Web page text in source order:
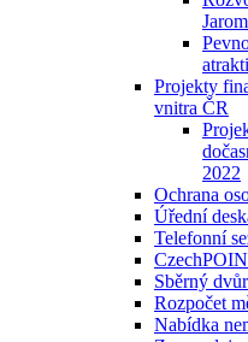
Projekty
vnitra ČR
2022
Ochrana
Úřední
Telefonní
Sběrný dvůr
Rozpočet
Nabídka